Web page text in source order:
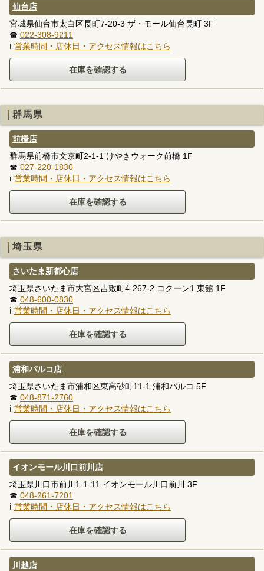
仙台店
宮城県仙台市太白区長町7-20-3 ザ・モール仙台長町 3F
☎ 022-308-9211
ℹ 営業時間・店休日・アクセス情報はこちら
群馬県
前橋店
群馬県前橋市文京町2-1-1 けやきウォーク前橋 1F
☎ 027-220-1830
ℹ 営業時間・店休日・アクセス情報はこちら
埼玉県
さいたま新都心店
埼玉県さいたま市大宮区吉敷町4-267-2 コクーン1 東館 1F
☎ 048-600-0830
ℹ 営業時間・店休日・アクセス情報はこちら
浦和パルコ店
埼玉県さいたま市浦和区東高砂町11-1 浦和パルコ 5F
☎ 048-871-2760
ℹ 営業時間・店休日・アクセス情報はこちら
イオンモール川口前川店
埼玉県川口市前川1-1-11 イオンモール川口前川 3F
☎ 048-261-7201
ℹ 営業時間・店休日・アクセス情報はこちら
川越店